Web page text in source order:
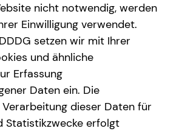
nicht notwendig, werden
Einwilligung verwendet.
setzen wir mit Ihrer
und ähnliche
Erfassung
Daten ein. Die
dieser Daten für
Statistikzwecke erfolgt